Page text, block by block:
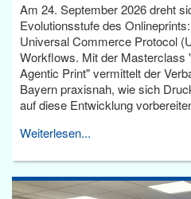
Am 24. September 2026 dreht
Evolutionsstufe des
Universal Commerce Protocol
Workflows. Mit der Masterclass
Agentic Print" vermittelt der
Bayern praxisnah, wie sich
auf diese Entwicklung
Weiterlesen...